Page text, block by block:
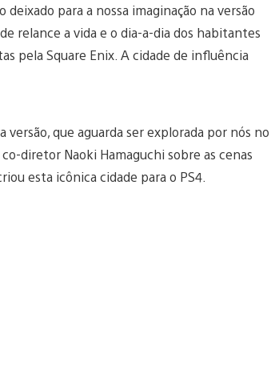
para a nossa imaginação na versão
relance a vida e o dia-a-dia dos habitantes
pela Square Enix. A cidade de influência
que aguarda ser explorada por nós no
diretor Naoki Hamaguchi sobre as cenas
esta icônica cidade para o PS4.